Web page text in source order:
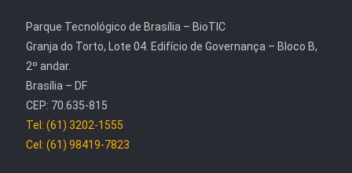
Parque Tecnológico de Brasília – BioTIC
Granja do Torto, Lote 04. Edifício de Governança – Bloco B,
2º andar.
Brasília – DF
CEP: 70.635-815
Tel: (61) 3202-1555
Cel: (61) 98419-7823